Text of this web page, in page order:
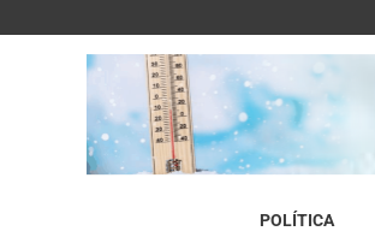
POLÍTICA